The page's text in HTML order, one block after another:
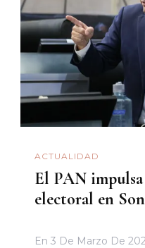
ACTUALIDAD
El PAN
electoral en
En 3 De Marzo De